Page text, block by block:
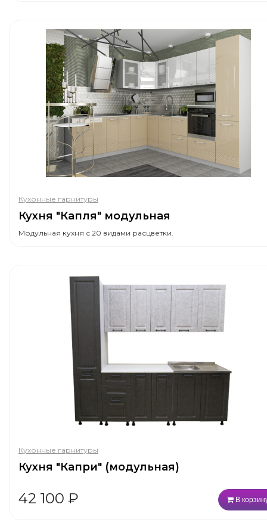
Кухонные гарнитуры
Кухня "Капля" модульная
Модульная кухня с 20 видами расцветки.
Кухонные гарнитуры
Кухня "Капри" (модульная)
42 100 ₽ В